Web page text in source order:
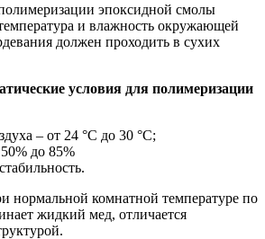
эпоксидной смолы
и влажность окружающей
должен проходить в сухих
условия для полимеризации
– от 24 °C до 30 °C;
до 85%
нормальной комнатной температуре по
жидкий мед, отличается